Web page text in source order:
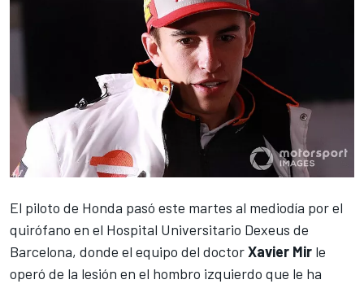
El piloto de Honda pasó este martes al mediodía por el
quirófano en el Hospital Universitario Dexeus de
Barcelona, donde el equipo del doctorXavier Mir le
operó de la lesión en el hombro izquierdo que le ha